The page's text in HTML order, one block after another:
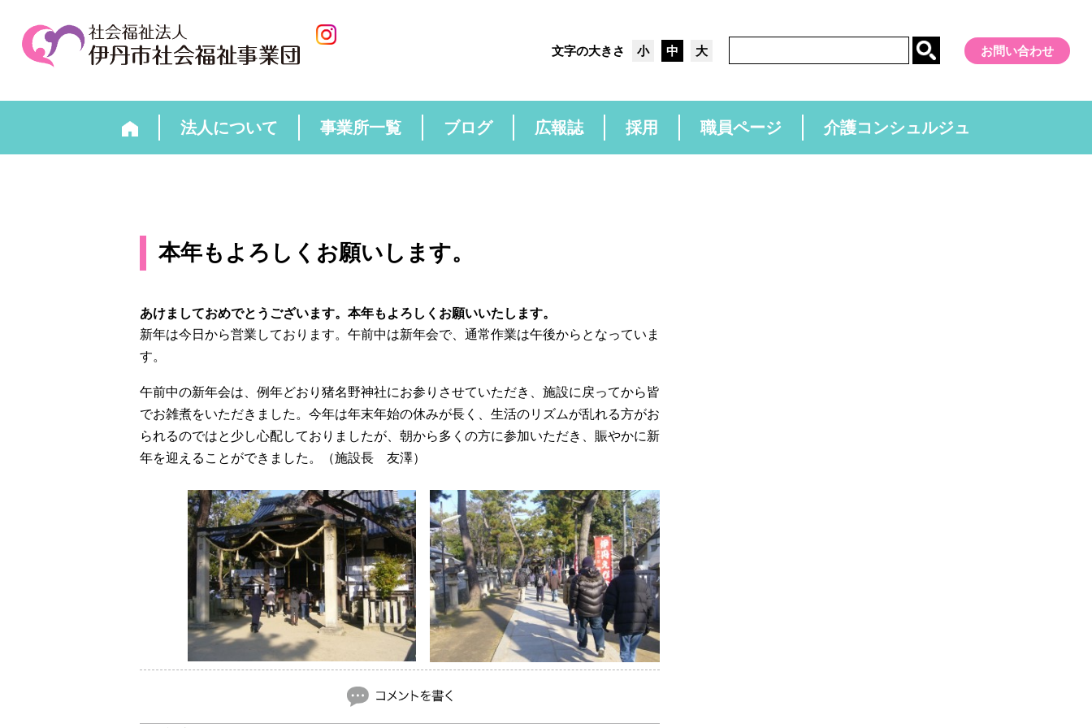
文字の大きさ 小 中 大 お問い合わせ
法人について 事業所一覧 ブログ 広報誌 採用 職員ページ 介護コンシュルジュ
本年もよろしくお願いします。
あけましておめでとうございます。本年もよろしくお願いいたします。
新年は今日から営業しております。午前中は新年会で、通常作業は午後からとなっていま
す。
午前中の新年会は、例年どおり猪名野神社にお参りさせていただき、施設に戻ってから皆
でお雑煮をいただきました。今年は年末年始の休みが長く、生活のリズムが乱れる方がお
られるのではと少し心配しておりましたが、朝から多くの方に参加いただき、賑やかに新
年を迎えることができました。（施設長 友澤）